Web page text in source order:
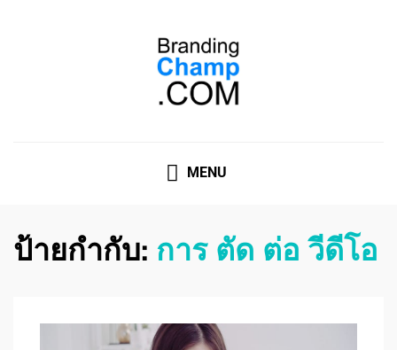
MENU
ป้ายกำกับ: การ ตัด ต่อ วีดีโอ